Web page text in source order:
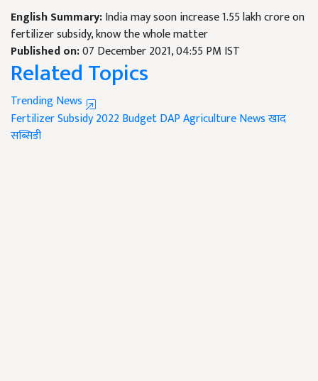
English Summary:India may soon increase 1.55 lakh crore on
fertilizer subsidy, know the whole matter
Published on:07 December 2021, 04:55 PM IST
Related Topics
Trending News
Fertilizer Subsidy2022 BudgetDAPAgriculture Newsखाद
सब्सिडी